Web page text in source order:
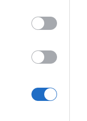
“Europa lleva
poniendo
productos y
americanas (y